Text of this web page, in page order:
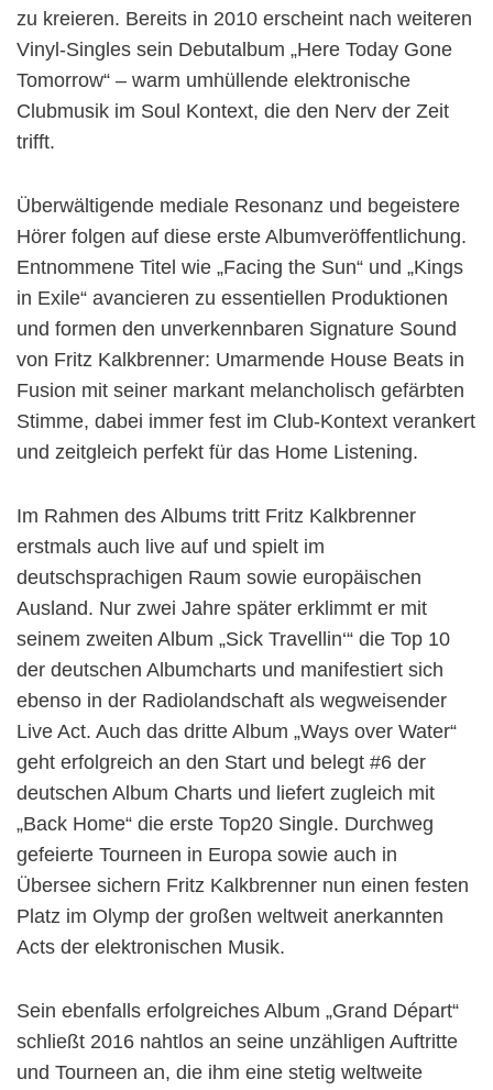
zu kreieren. Bereits in 2010 erscheint nach weiteren
Vinyl-Singles sein Debutalbum „Here Today Gone
Tomorrow“ – warm umhüllende elektronische
Clubmusik im Soul Kontext, die den Nerv der Zeit
trifft.
Überwältigende mediale Resonanz und begeistere
Hörer folgen auf diese erste Albumveröffentlichung.
Entnommene Titel wie „Facing the Sun“ und „Kings
in Exile“ avancieren zu essentiellen Produktionen
und formen den unverkennbaren Signature Sound
von Fritz Kalkbrenner: Umarmende House Beats in
Fusion mit seiner markant melancholisch gefärbten
Stimme, dabei immer fest im Club-Kontext verankert
und zeitgleich perfekt für das Home Listening.
Im Rahmen des Albums tritt Fritz Kalkbrenner
erstmals auch live auf und spielt im
deutschsprachigen Raum sowie europäischen
Ausland. Nur zwei Jahre später erklimmt er mit
seinem zweiten Album „Sick Travellin‘“ die Top 10
der deutschen Albumcharts und manifestiert sich
ebenso in der Radiolandschaft als wegweisender
Live Act. Auch das dritte Album „Ways over Water“
geht erfolgreich an den Start und belegt #6 der
deutschen Album Charts und liefert zugleich mit
„Back Home“ die erste Top20 Single. Durchweg
gefeierte Tourneen in Europa sowie auch in
Übersee sichern Fritz Kalkbrenner nun einen festen
Platz im Olymp der großen weltweit anerkannten
Acts der elektronischen Musik.
Sein ebenfalls erfolgreiches Album „Grand Départ“
schließt 2016 nahtlos an seine unzähligen Auftritte
und Tourneen an, die ihm eine stetig weltweite